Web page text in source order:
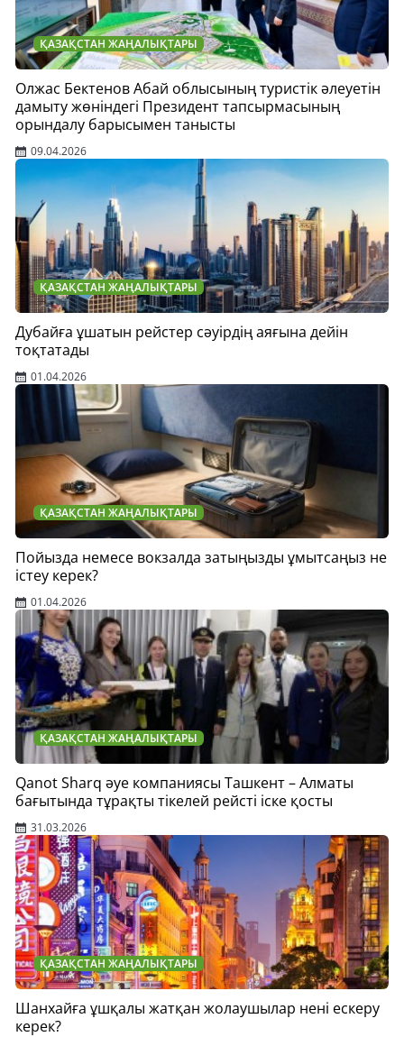
ҚАЗАҚСТАН ЖАҢАЛЫҚТАРЫ
Олжас Бектенов Абай облысының туристік әлеуетін
дамыту жөніндегі Президент тапсырмасының
орындалу барысымен танысты
09.04.2026
ҚАЗАҚСТАН ЖАҢАЛЫҚТАРЫ
Дубайға ұшатын рейстер сәуірдің аяғына дейін
тоқтатады
01.04.2026
ҚАЗАҚСТАН ЖАҢАЛЫҚТАРЫ
Пойызда немесе вокзалда затыңызды ұмытсаңыз не
істеу керек?
01.04.2026
ҚАЗАҚСТАН ЖАҢАЛЫҚТАРЫ
Qanot Sharq әуе компаниясы Ташкент – Алматы
бағытында тұрақты тікелей рейсті іске қосты
31.03.2026
ҚАЗАҚСТАН ЖАҢАЛЫҚТАРЫ
Шанхайға ұшқалы жатқан жолаушылар нені ескеру
керек?